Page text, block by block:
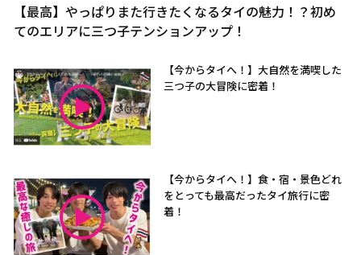
【最高】やっぱりまた行きたくなるタイの魅力！？初め
てのエリアに三つ子テンションアップ！
【今からタイへ！】大自然を満喫した
三つ子の大冒険に密着！
【今からタイへ！】食・宿・景色どれ
をとっても最高だったタイ旅行に密
着！